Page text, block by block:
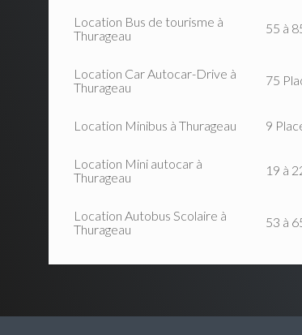
Location Bus de tourisme à
Thurageau
55 à
Location Car Autocar-Drive à
Thurageau
75
Location Minibus à Thurageau 9
Location Mini autocar à
Thurageau
19 à
Location Autobus Scolaire à
Thurageau
53 à